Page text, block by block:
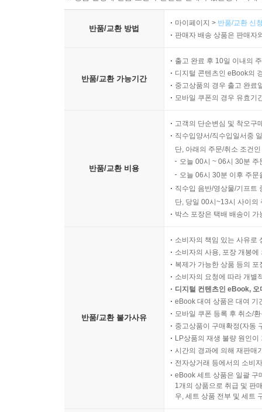
반품/교환 방법
마이페이지 > 반품/교환 신
판매자 배송 상품은 판매자
반품/교환 가능기간
출고 완료 후 10일 이내의
디지털 콘텐츠인 eBook의
중고상품의 경우 출고 완료
모바일 쿠폰의 경우 유효기
반품/교환 비용
고객의 단순변심 및 착오구
직수입양서/직수입일서중
단, 아래의 주문/취소 조건
오늘 00시 ~ 06시 30분
오늘 06시 30분 이후 주
직수입 음반/영상물/기프트
단, 당일 00시~13시 사이의
박스 포장은 택배 배송이
반품/교환 불가사유
소비자의 책임 있는 사유로
소비자의 사용, 포장 개봉
복제가 가능한 상품 등의
소비자의 요청에 따라 개별
디지털 컨텐츠인 eBook,
eBook 대여 상품은 대여 기
모바일 쿠폰 등록 후 취소/
중고상품이 구매확정(자동
LP상품의 재생 불량 원인
시간의 경과에 의해 재판매
전자상거래 등에서의 소비
eBook 세트 상품은 일괄 구
1개의 상품으로 취급 및 판
우, 세트 상품 전부 및 세트